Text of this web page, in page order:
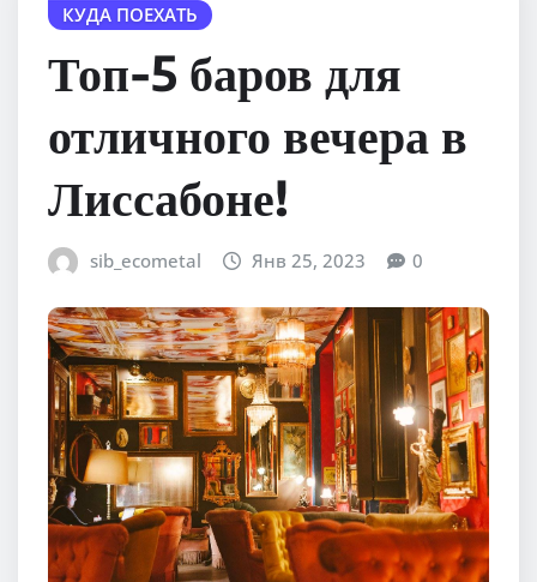
КУДА ПОЕХАТЬ
Топ-5 баров для
отличного вечера в
Лиссабоне!
sib_ecometal Янв 25, 2023 0